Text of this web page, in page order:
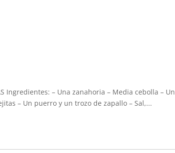
Ingredientes: – Una zanahoria – Media cebolla – Un
– Un puerro y un trozo de zapallo – Sal,...